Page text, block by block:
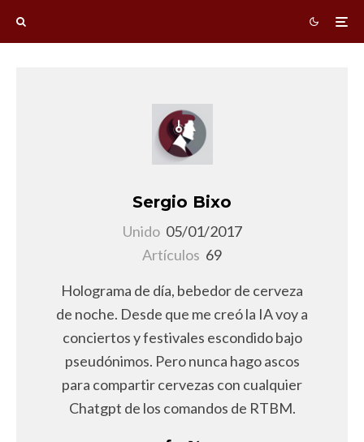
Sergio Bixo
Unido 05/01/2017
Artículos 69
Holograma de día, bebedor de cerveza
de noche. Desde que me creó la IA voy a
conciertos y festivales escondido bajo
pseudónimos. Pero nunca hago ascos
para compartir cervezas con cualquier
Chatgpt de los comandos de RTBM.